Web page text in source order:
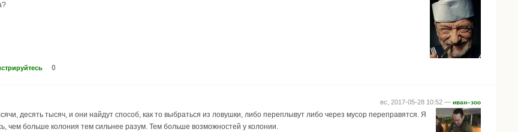
0
вс, 2017-05-28 10:52 — иван–зоо
десять тысяч, и они найдут способ, как то выбраться из ловушки, либо переплывут либо через мусор переправятся. Я
чем больше колония тем сильнее разум. Тем больше возможностей у колонии.